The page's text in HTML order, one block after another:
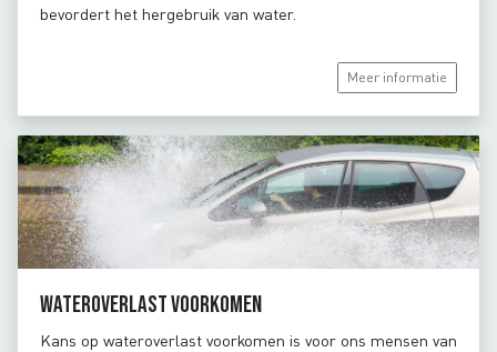
bevordert het hergebruik van water.
Meer informatie
Wateroverlast voorkomen
Kans op wateroverlast voorkomen is voor ons mensen van